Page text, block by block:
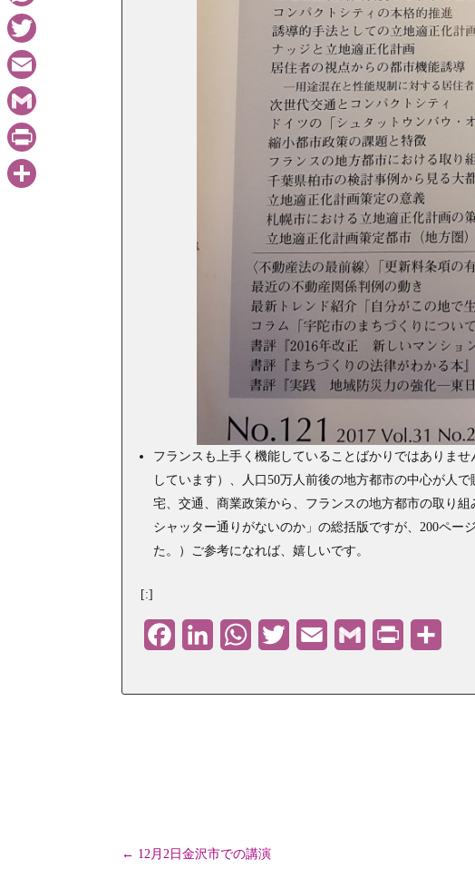
フランスも上手く機能していることばかりではありま
しています）、人口50万人前後の地方都市の中心が人
宅、交通、商業政策から、フランスの地方都市の取り
シャッター通りがないのか」の総括版ですが、200ペー
た。）ご参考になれば、嬉しいです。
[:]
FacebookLinkedInWhatsApp
Twitter Email Gmail PrintFriendly
← 12月2日金沢市での講演
WhatsApp
Twitter
Email
Gmail
PrintFriendly